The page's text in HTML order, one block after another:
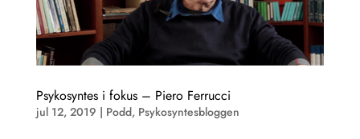
Psykosyntes i fokus – Piero Ferrucci
jul 12, 2019 | Podd, Psykosyntesbloggen